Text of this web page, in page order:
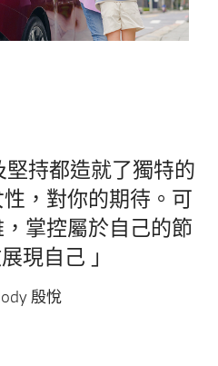
堅持都造就了獨特的
，對你的期待。可
掌控屬於自己的節
現自己 」
殷悅